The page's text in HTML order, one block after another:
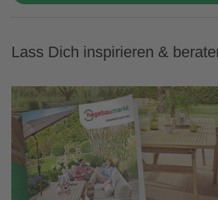
Lass Dich inspirieren &